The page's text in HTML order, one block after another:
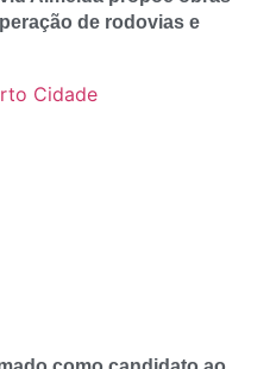
de rodovias e